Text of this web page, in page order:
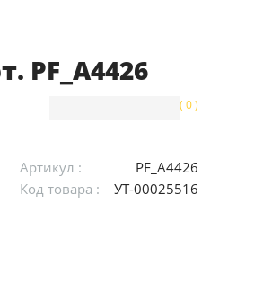
PF_A4426
( 0 )
Артикул :
PF_A4426
Код товара :
УТ-00025516